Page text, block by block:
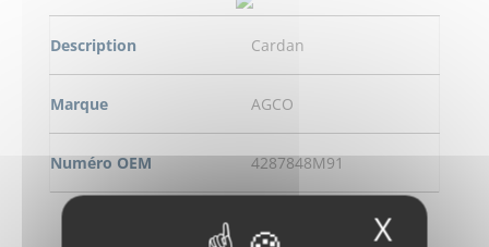
X
Description Cardan
Marque AGCO
Numéro OEM 4287848M91
DEMANDE DE RENSEIGNEMENT